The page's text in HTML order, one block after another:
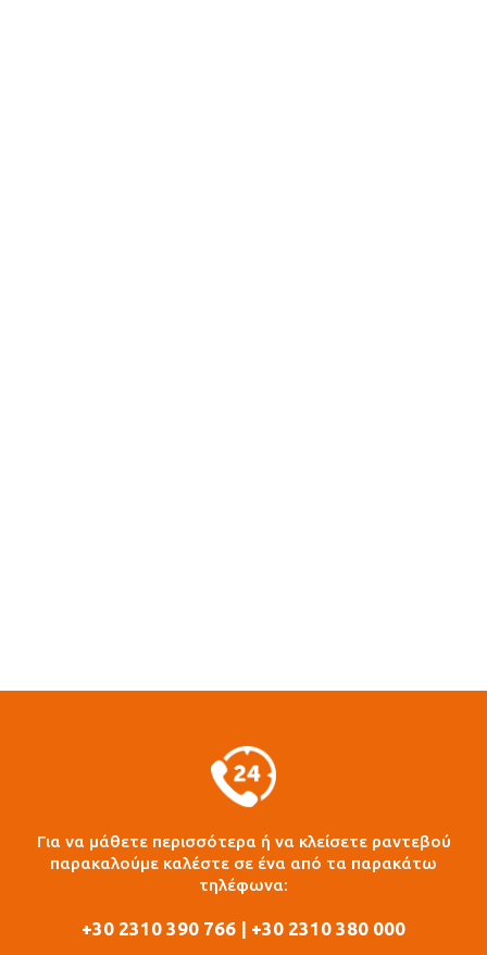
Για να μάθετε περισσότερα ή να κλείσετε ραντεβού
παρακαλούμε καλέστε σε ένα από τα παρακάτω
τηλέφωνα:
+30 2310 390 766 | +30 2310 380 000